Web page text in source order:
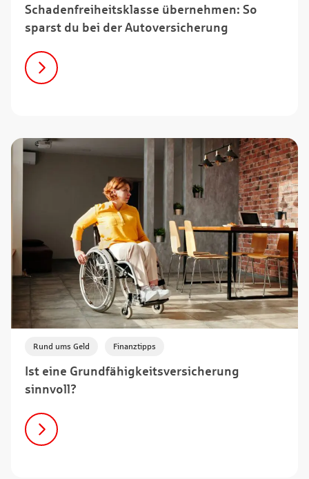
Schadenfreiheitsklasse übernehmen: So
sparst du bei der Autoversicherung
Ist eine Grundfähigkeitsversicherung
sinnvoll?
Rund ums Geld Finanztipps